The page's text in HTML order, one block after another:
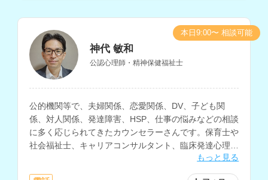
神代 敏和
公認心理師・精神保健福祉士
公的機関等で、夫婦関係、恋愛関係、DV、子ども関
係、対人関係、発達障害、HSP、仕事の悩みなどの相談
に多く応じられてきたカウンセラーさんです。保育士や
社会福祉士、キャリアコンサルタント、臨床発達心理士
もっと見る
本日9:00〜 相談可能